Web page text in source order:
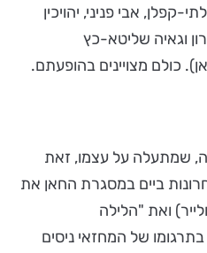
קפלן, אבי פניני, יהויכין
וגאיה שליטא-כץ
כולם מצויינים בהופעתם.
שמתעלה על עצמו, זאת
ביים במסגרת החאן את
ואת "הלילה
של המחזאי ניסים